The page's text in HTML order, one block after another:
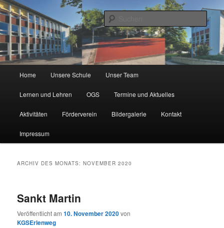
Zum
primären
Inhalt
springen
Zum
sekundären
Inhalt
springenKGS Erlenweg
Städtische Katholische Grundschule
Home Unsere Schule Unser Team
Lernen und Lehren OGS Termine und Aktuelles
Aktivitäten Förderverein Bildergalerie Kontakt
Impressum
ARCHIV DES MONATS:NOVEMBER 2020
Sankt Martin
Veröffentlicht am10. November 2020von
KGSErlenweg